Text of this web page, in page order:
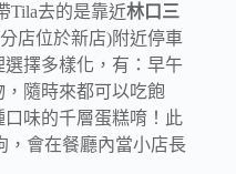
Tila去的是靠近林口三
店位於新店)附近停車
選擇多樣化，有：早午
隨時來都可以吃飽
味的千層蛋糕唷！此
，會在餐廳內當小店長